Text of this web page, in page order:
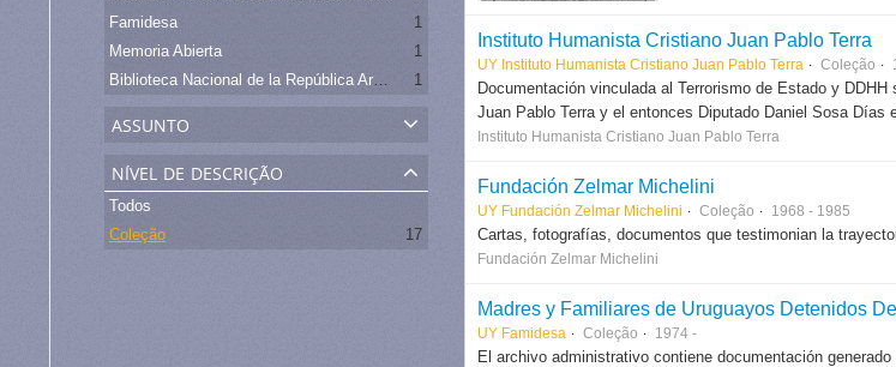
Famidesa
1
Memoria Abierta
1
Biblioteca Nacional de la República Argentina
1
assunto
nível de descrição
Todos
Coleção
17
Instituto Humanista Cristiano Juan Pablo Terra
UY Instituto Humanista Cristiano Juan Pablo Terra Coleção
Documentación vinculada al Terrorismo de Estado y
Juan Pablo Terra y el entonces Diputado Daniel Sosa Días
Instituto Humanista Cristiano Juan Pablo Terra
Fundación Zelmar Michelini
UY Fundación Zelmar Michelini Coleção 1968 - 1985
Cartas, fotografías, documentos que testimonian la
Fundación Zelmar Michelini
Madres y Familiares de Uruguayos Detenidos
UY Famidesa Coleção 1974 -
El archivo administrativo contiene documentación